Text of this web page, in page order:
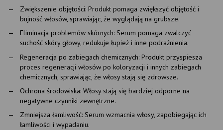
Zwiększenie objętości: Produkt pomaga zwiększyć objętość i
bujność włosów, sprawiając, że wyglądają na grubsze.
Eliminacja problemów skórnych: Serum pomaga zwalczyć
suchość skóry głowy, redukuje łupież i inne podrażnienia.
Regeneracja po zabiegach chemicznych: Produkt przyspiesza
proces regeneracji włosów po koloryzacji i innych zabiegach
chemicznych, sprawiając, że włosy stają się zdrowsze.
Ochrona środowiska: Włosy stają się bardziej odporne na
negatywne czynniki zewnętrzne.
Zmniejsza łamliwość: Serum wzmacnia włosy, zapobiegając ich
łamliwości i wypadaniu.